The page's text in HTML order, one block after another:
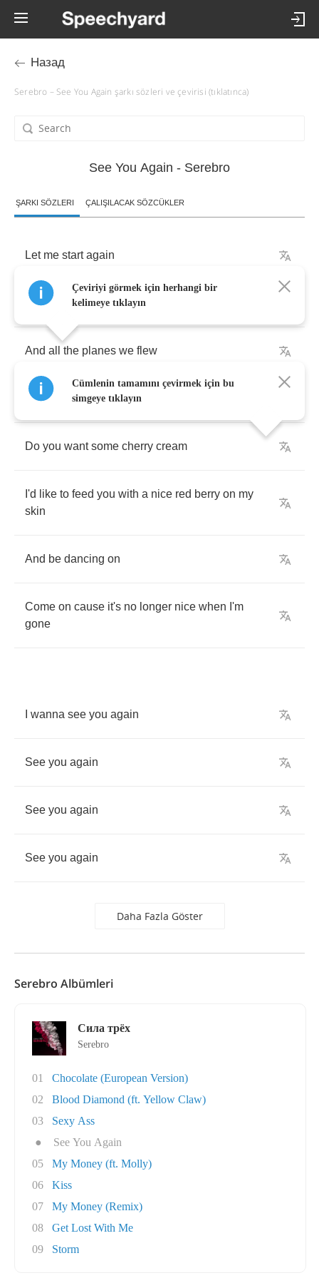
Назад
Serebro – See You Again şarkı sözleri ve çevirisi (tıklatınca)
See You Again - Serebro
ŞARKI SÖZLERI ÇALIŞILACAK SÖZCÜKLER
Let me start again
I'll tell you all about The
And all the planes we flew
love that and I wanna always
Do you want some cherry cream
I'd like to feed you with a nice red berry on my
skin
And be dancing on
Come on cause it's no longer nice when I'm
gone
wanna see you again
See you again
See you again
See you again
Daha Fazla Göster
Çeviriyi görmek için herhangi bir
kelimeye tıklayın
Cümlenin tamamını çevirmek için bu
simgeye tıklayın
Serebro Albümleri
Сила трёх
Serebro
01
Chocolate (European Version)
02
Blood Diamond (ft. Yellow Claw)
03
Sexy Ass
●
See You Again
05
My Money (ft. Molly)
06
Kiss
07
My Money (Remix)
08
Get Lost With Me
09
Storm